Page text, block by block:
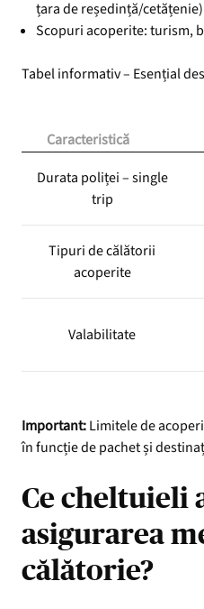
țara de reședință/cetățenie)
Scopuri acoperite: turism,
Tabel informativ – Esențial
Caracteristică
Durata poliței – single
trip
Tipuri de călătorii
acoperite
Valabilitate
Important:Limitele de
în funcție de pachet și
Ce cheltuieli
asigurarea
călătorie?